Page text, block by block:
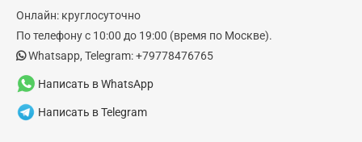
window
new
window
Онлайн: круглосуточно
По телефону с 10:00 до 19:00 (время по Москве).
Whatsapp, Telegram: +79778476765
Написать в WhatsApp
Написать в Telegram